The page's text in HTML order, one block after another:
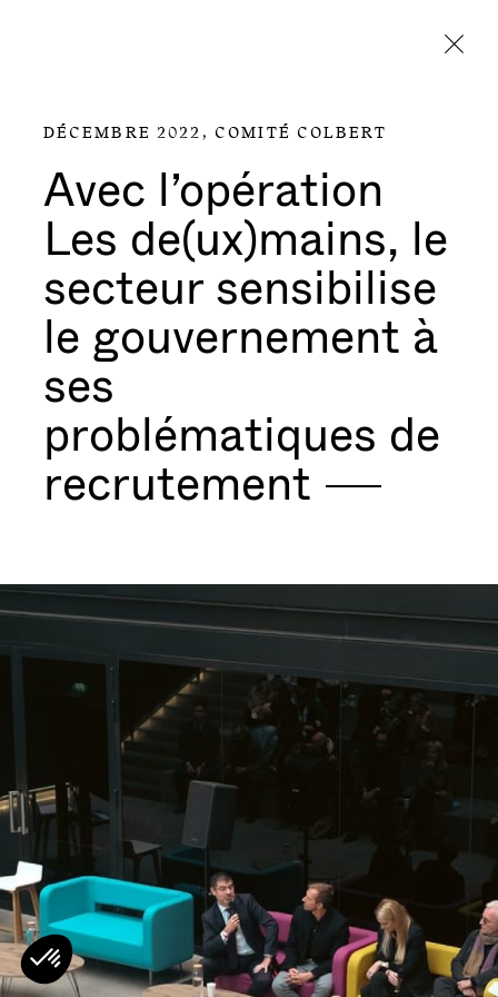
DÉCEMBRE 2022, COMITÉ COLBERT
Avec l’opération
Les de(ux)mains, le
secteur sensibilise
le gouvernement à
ses
problématiques de
recrutement